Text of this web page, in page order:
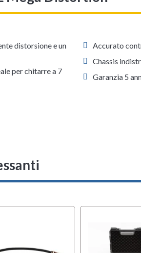
distorsione e un
per chitarre a 7
Accurato
Chassis
Garanzia 5